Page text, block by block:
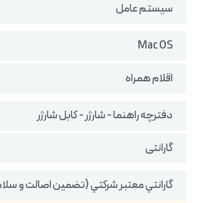
سیستم عامل
Mac OS
اقلام همراه
دفترچه راهنما - شارژر - کابل شارژر
گارانتی
گارانتي معتبر شركتي (تضمين اصالت و